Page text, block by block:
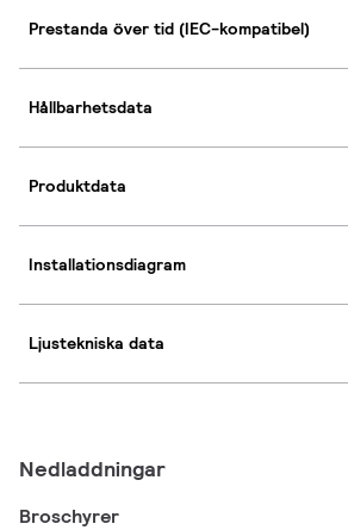
Prestanda över tid (IEC-kompatibel)
Hållbarhetsdata
Produktdata
Installationsdiagram
Ljustekniska data
Nedladdningar
Broschyrer